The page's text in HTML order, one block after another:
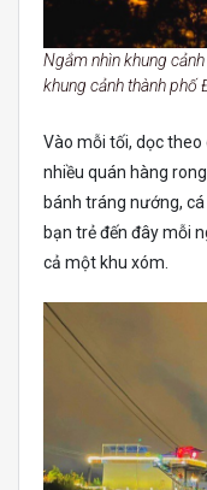
Ngắm nhìn khung
khung cảnh thành phố
Vào mỗi tối, dọc
nhiều quán hàng
bánh tráng nướng,
bạn trẻ đến đây mỗi
cả một khu xóm.